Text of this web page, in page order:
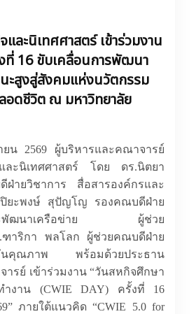
ละนิเทศศาสตร์ เข้าร่วมงาน
ที่ 16 ขับเคลื่อนการพัฒนา
ะสูงสู่สังคมแห่งนวัตกรรม
อดชีวิต ณ มหาวิทยาลัย
น 2569 ผู้บริหารและคณาจารย์
ละนิเทศศาสตร์ โดย ดร.นิตยา
ายวิชาการ สื่อสารองค์กรและ
ยะพงษ์ สุปัญโญ รองคณบดีฝ่าย
ละพัฒนาเครือข่าย ผู้ช่วย
ฑาริกา พลโลก ผู้ช่วยคณบดีฝ่าย
กันคุณภาพ พร้อมด้วยประธาน
รย์ เข้าร่วมงาน “วันสหกิจศึกษา
ำงาน (CWIE DAY) ครั้งที่ 16
ภายใต้แนวคิด “CWIE 5.0 for